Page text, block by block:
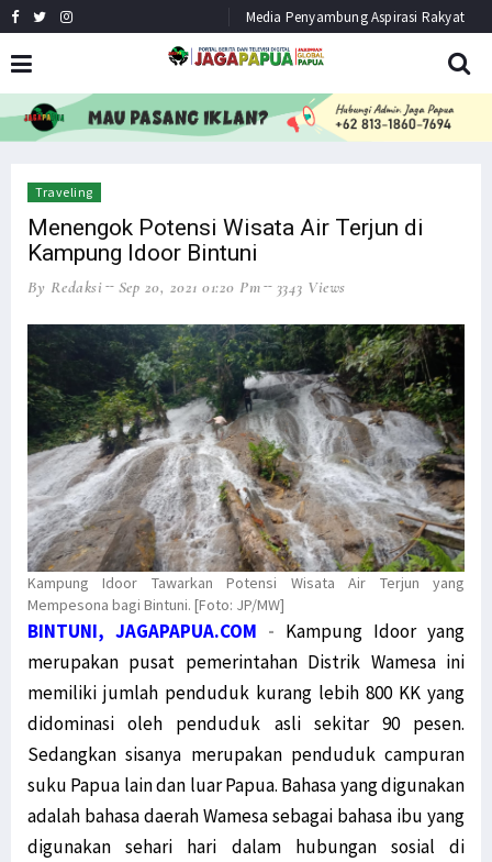
Media Penyambung Aspirasi Rakyat
HEADLINENEWS
Traveling
Menengok Potensi Wisata Air Terjun di
Kampung Idoor Bintuni
By Redaksi Sep 20, 2021 01:20 Pm 3343 Views
Kampung Idoor Tawarkan Potensi Wisata Air Terjun yang
Mempesona bagi Bintuni. [Foto: JP/MW]
BINTUNI, JAGAPAPUA.COM - Kampung Idoor yang
merupakan pusat pemerintahan Distrik Wamesa ini
memiliki jumlah penduduk kurang lebih 800 KK yang
didominasi oleh penduduk asli sekitar 90 pesen.
Sedangkan sisanya merupakan penduduk campuran
suku Papua lain dan luar Papua. Bahasa yang digunakan
adalah bahasa daerah Wamesa sebagai bahasa ibu yang
digunakan sehari hari dalam hubungan sosial di